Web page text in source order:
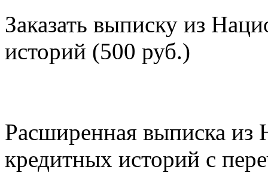
Заказать выписку из
историй (500 руб.)
Расширенная выписка из
кредитных историй с